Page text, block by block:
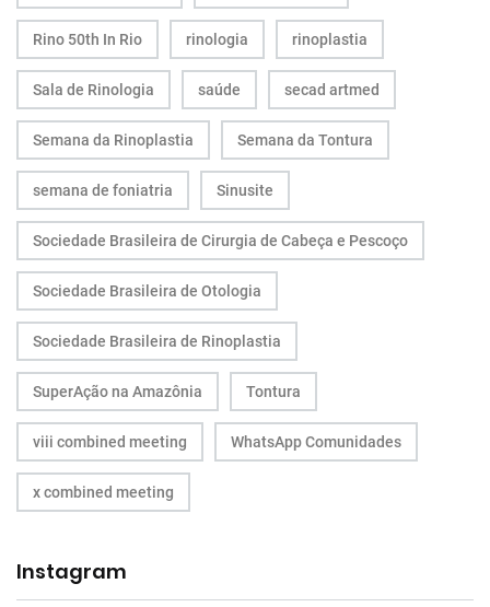
Rino 50th In Rio rinologia rinoplastia
Sala de Rinologia saúde secad artmed
Semana da Rinoplastia Semana da Tontura
semana de foniatria Sinusite
Sociedade Brasileira de Cirurgia de Cabeça e Pescoço
Sociedade Brasileira de Otologia
Sociedade Brasileira de Rinoplastia
SuperAção na Amazônia Tontura
viii combined meeting WhatsApp Comunidades
x combined meeting
Instagram